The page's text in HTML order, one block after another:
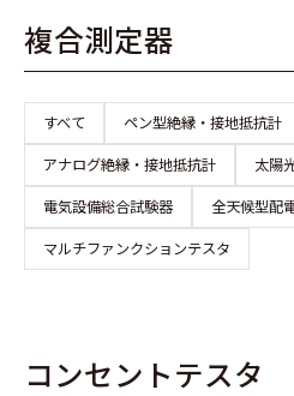
複合測定器
すべて ペン型絶縁・接地抵抗計
アナログ絶縁・接地抵抗計
太陽
電気設備総合試験器
全天候型配
マルチファンクションテスタ
コンセントテスタ